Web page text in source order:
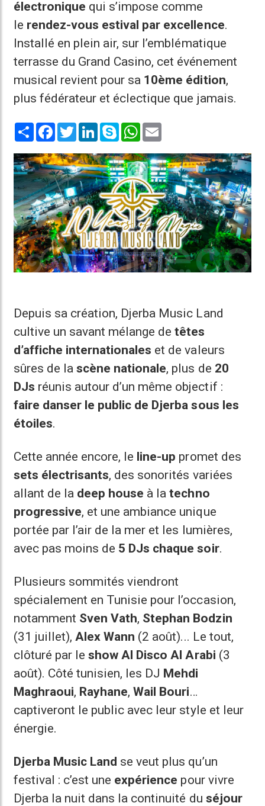
électronique qui s’impose comme
le rendez-vous estival par excellence.
Installé en plein air, sur l’emblématique
terrasse du Grand Casino, cet événement
musical revient pour sa 10ème édition,
plus fédérateur et éclectique que jamais.
Share Facebook
TwitterLinkedInSkype WhatsApp
Depuis sa création, Djerba Music Land
cultive un savant mélange detêtes
d’affiche internationales et de valeurs
sûres de lascène nationale, plus de 20
DJs réunis autour d’un même objectif :
faire danser le public de Djerba sous les
étoiles.
Cette année encore, le line-up promet des
sets électrisants, des sonorités variées
allant de la deep house à latechno
progressive, et une ambiance unique
portée par l’air de la mer et les lumières,
avec pas moins de 5 DJs chaque soir.
Plusieurs sommités viendront
spécialement en Tunisie pour l’occasion,
notamment Sven Vath, Stephan Bodzin
(31 juillet),Alex Wann (2 août)... Le tout,
clôturé par leshow Al Disco Al Arabi (3
août). Côté tunisien, les DJ Mehdi
Maghraoui, Rayhane,Wail Bouri…
captiveront le public avec leur style et leur
énergie.
Djerba Music Land se veut plus qu’un
festival : c’est une expérience pour vivre
Djerba la nuit dans la continuité du séjour